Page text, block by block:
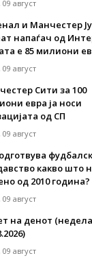
09 август
и Манчестер
напаѓач од
е 85 милиони
09 август
Сити за 100
евра ја носи
од СП
09 август
какво што
од 2010 година?
09 август
на денот
09 август